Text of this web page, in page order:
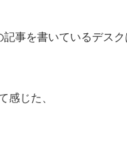
事を書いているデス
じた、